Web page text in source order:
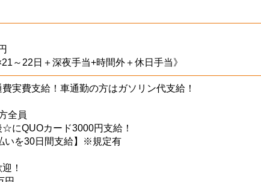
～22日＋深夜手当+時間外＋休日手当》
実費支給！車通勤の方はガソリン代支給！
全員
QUOカード3000円支給！
いを30日間支給】※規定有
！